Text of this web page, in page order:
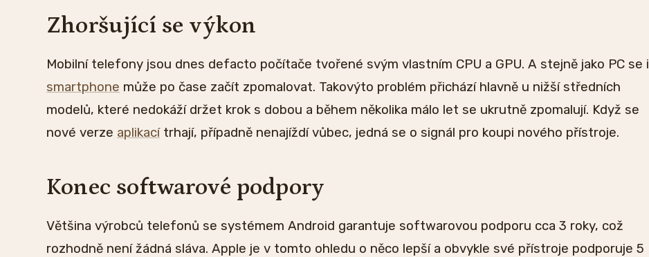
Zhoršující se výkon
Mobilní telefony jsou dnes defacto počítače tvořené svým vlastním CPU a GPU. A stejně jako PC se i
smartphone může po čase začít zpomalovat. Takovýto problém přichází hlavně u nižší středních
modelů, které nedokáží držet krok s dobou a během několika málo let se ukrutně zpomalují. Když se
nové verze aplikacítrhají, případně nenajíždí vůbec, jedná se o signál pro koupi nového přístroje.
Konec softwarové podpory
Většina výrobců telefonů se systémem Android garantuje softwarovou podporu cca 3 roky, což
rozhodně není žádná sláva. Apple je v tomto ohledu o něco lepší a obvykle své přístroje podporuje 5